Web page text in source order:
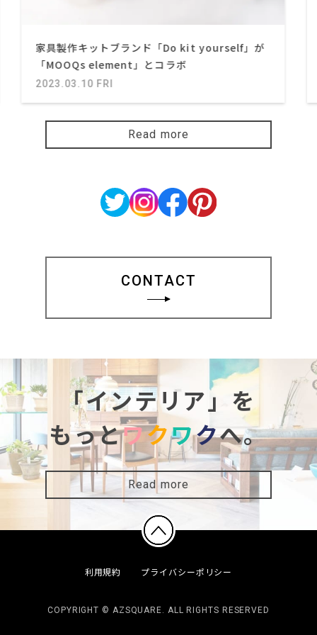
家具製作キットブランド「Do kit yourself」が
「MOOQs element」とコラボ
2023.03.10 FRI
Read more
CONTACT
「インテリア」を
もっとワクワクへ。
Read more
利用規約 プライバシーポリシー
COPYRIGHT © AZSQUARE. ALL RIGHTS RESERVED